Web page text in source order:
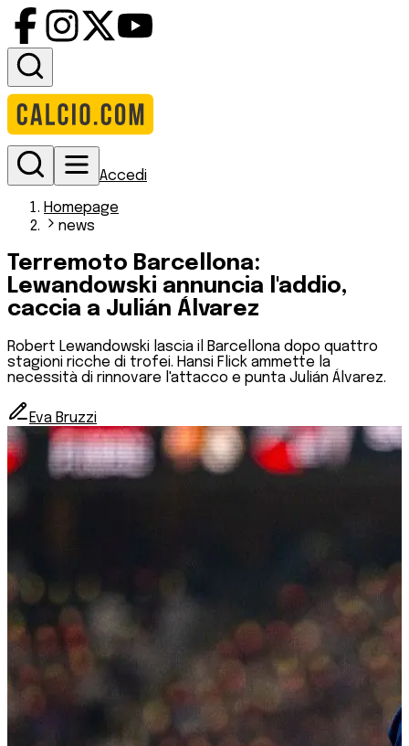
Accedi
Homepage
news
Terremoto Barcellona:
Lewandowski annuncia l'addio,
caccia a Julián Álvarez
Robert Lewandowski lascia il Barcellona dopo quattro
stagioni ricche di trofei. Hansi Flick ammette la
necessità di rinnovare l'attacco e punta Julián Álvarez.
Eva Bruzzi